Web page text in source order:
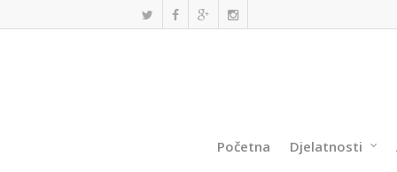
Početna Djelatnosti